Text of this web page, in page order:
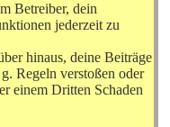
Betreiber, dein
jederzeit zu
hinaus, deine Beiträge
Regeln verstoßen oder
einem Dritten Schaden